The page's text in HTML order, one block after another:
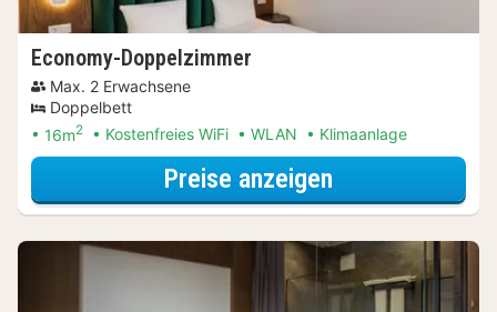
Economy-Doppelzimmer
Max. 2 Erwachsene
Doppelbett
16m2 Kostenfreies WiFi WLAN Klimaanlage
Preise anzeigen